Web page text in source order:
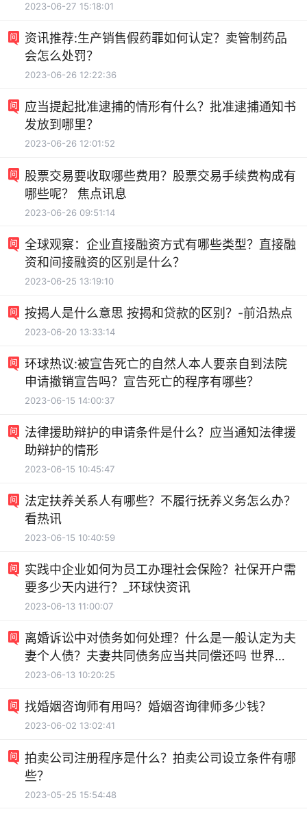
2023-06-27 15:18:01
资讯推荐:生产销售假药罪如何认定？卖管制药品
会怎么处罚？
2023-06-26 12:22:36
应当提起批准逮捕的情形有什么？批准逮捕通知书
发放到哪里？
2023-06-26 12:01:52
股票交易要收取哪些费用？股票交易手续费构成有
哪些呢？ 焦点讯息
2023-06-26 09:51:14
全球观察：企业直接融资方式有哪些类型？直接融
资和间接融资的区别是什么？
2023-06-25 13:19:10
按揭人是什么意思 按揭和贷款的区别？-前沿热点
2023-06-20 13:33:14
环球热议:被宣告死亡的自然人本人要亲自到法院
申请撤销宣告吗？宣告死亡的程序有哪些？
2023-06-15 14:00:37
法律援助辩护的申请条件是什么？应当通知法律援
助辩护的情形
2023-06-15 10:45:47
法定扶养关系人有哪些？不履行抚养义务怎么办？
看热讯
2023-06-15 10:40:59
实践中企业如何为员工办理社会保险？社保开户需
要多少天内进行？_环球快资讯
2023-06-13 11:00:07
离婚诉讼中对债务如何处理？什么是一般认定为夫
妻个人债？夫妻共同债务应当共同偿还吗 世界新
要闻
2023-06-13 10:20:25
找婚姻咨询师有用吗？婚姻咨询律师多少钱？
2023-06-02 13:02:41
拍卖公司注册程序是什么？拍卖公司设立条件有哪
些？
2023-05-25 15:54:48